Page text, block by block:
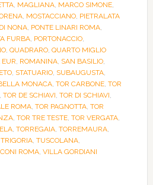
, MAGLIANA, MARCO SIMONE,
, MOSTACCIANO, PIETRALATA
NONA, PONTE LINARI ROMA,
FURBA, PORTONACCIO,
, QUADRARO, QUARTO MIGLIO
EUR, ROMANINA, SAN BASILIO,
, STATUARIO, SUBAUGUSTA,
MONACA, TOR CARBONE, TOR
, TOR DE SCHIAVI, TOR DI SCHIAVI,
ROMA, TOR PAGNOTTA, TOR
, TOR TRE TESTE, TOR VERGATA,
, TORREGAIA, TORREMAURA,
TRIGORIA, TUSCOLANA,
ROMA, VILLA GORDIANI